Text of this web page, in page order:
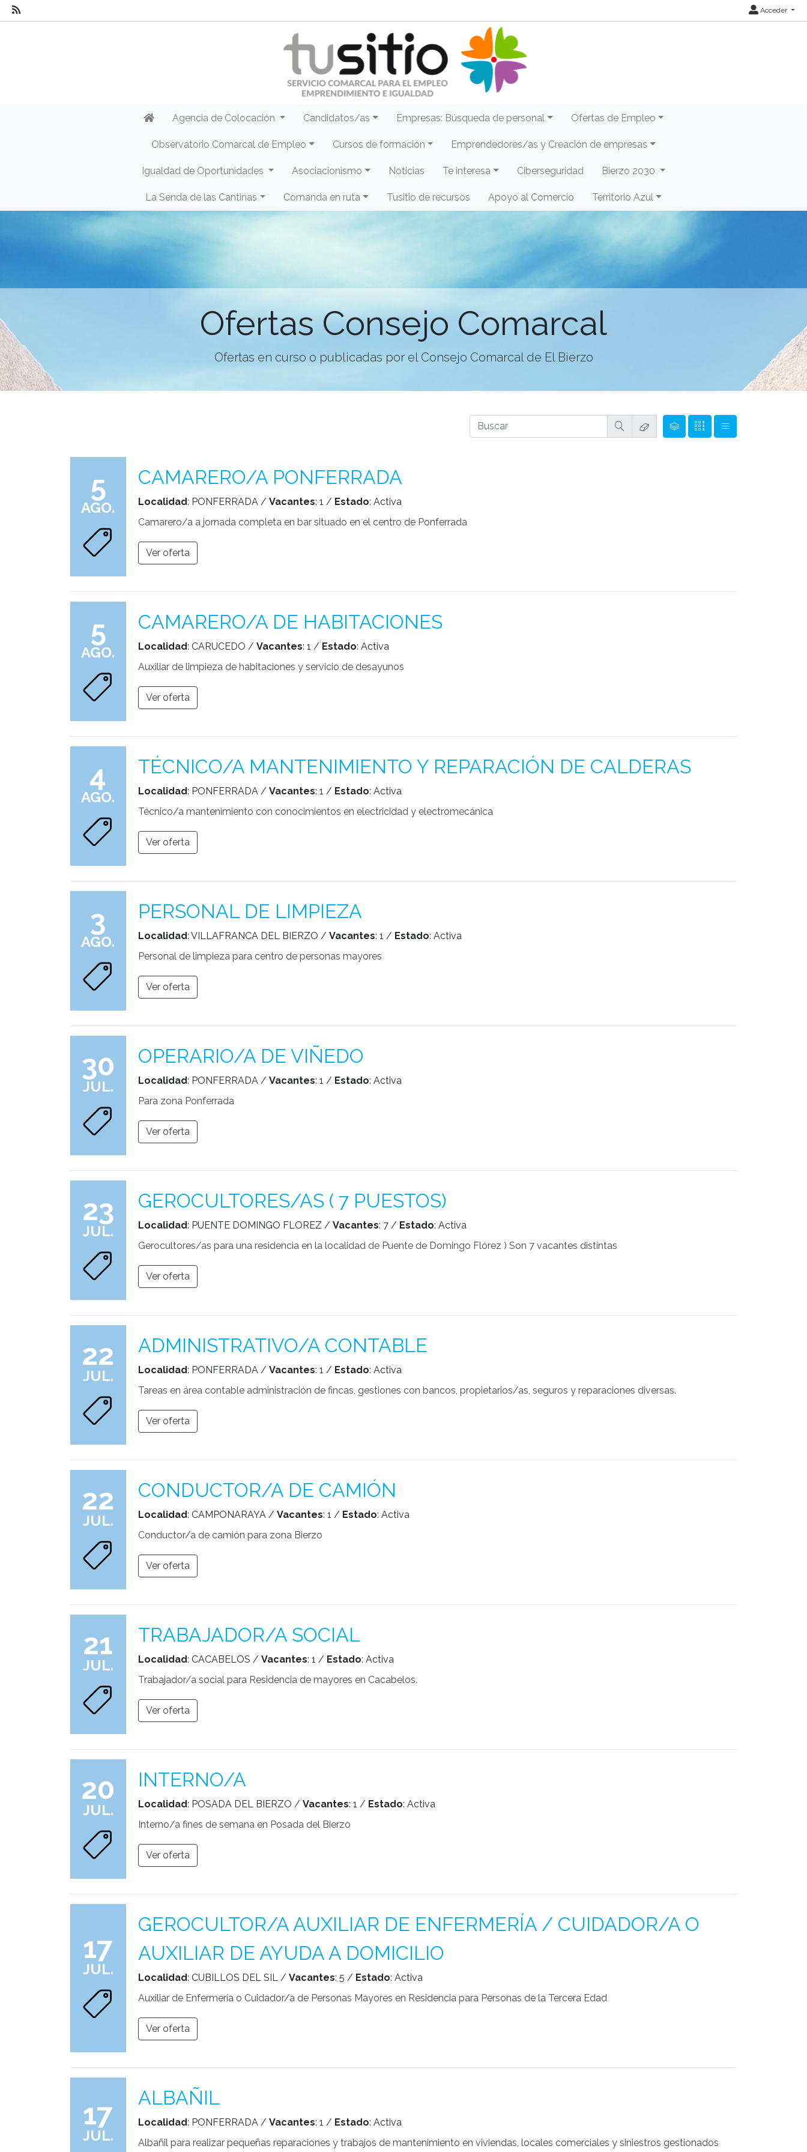
Acceder
Agencia de Colocación Candidatos/as Empresas: Búsqueda de personal Ofertas de Empleo
Observatorio Comarcal de Empleo Cursos de formación Emprendedores/as y Creación de empresas
Igualdad de Oportunidades Asociacionismo Noticias Te interesa Ciberseguridad Bierzo 2030
La Senda de las Cantinas Comanda en ruta Tusitio de recursos Apoyo al Comercio Territorio Azul
Ofertas Consejo Comarcal
Ofertas en curso o publicadas por el Consejo Comarcal de El Bierzo
5
AGO.
CAMARERO/A PONFERRADA
Localidad: PONFERRADA / Vacantes: 1 / Estado: Activa
Camarero/a a jornada completa en bar situado en el centro de Ponferrada
Ver oferta
5
AGO.
CAMARERO/A DE HABITACIONES
Localidad: CARUCEDO / Vacantes: 1 / Estado: Activa
Auxiliar de limpieza de habitaciones y servicio de desayunos
Ver oferta
4
AGO.
TÉCNICO/A MANTENIMIENTO Y REPARACIÓN DE CALDERAS
Localidad: PONFERRADA / Vacantes: 1 / Estado: Activa
Técnico/a mantenimiento con conocimientos en electricidad y electromecánica
Ver oferta
3
AGO.
PERSONAL DE LIMPIEZA
Localidad: VILLAFRANCA DEL BIERZO / Vacantes: 1 / Estado: Activa
Personal de limpieza para centro de personas mayores
Ver oferta
30
JUL.
OPERARIO/A DE VIÑEDO
Localidad: PONFERRADA / Vacantes: 1 / Estado: Activa
Para zona Ponferrada
Ver oferta
23
JUL.
GEROCULTORES/AS ( 7 PUESTOS)
Localidad: PUENTE DOMINGO FLOREZ / Vacantes: 7 / Estado: Activa
Gerocultores/as para una residencia en la localidad de Puente de Domingo Flórez ) Son 7 vacantes distintas
Ver oferta
22
JUL.
ADMINISTRATIVO/A CONTABLE
Localidad: PONFERRADA / Vacantes: 1 / Estado: Activa
Tareas en área contable administración de fincas, gestiones con bancos, propietarios/as, seguros y reparaciones diversas.
Ver oferta
22
JUL.
CONDUCTOR/A DE CAMIÓN
Localidad: CAMPONARAYA / Vacantes: 1 / Estado: Activa
Conductor/a de camión para zona Bierzo
Ver oferta
21
JUL.
TRABAJADOR/A SOCIAL
Localidad: CACABELOS / Vacantes: 1 / Estado: Activa
Trabajador/a social para Residencia de mayores en Cacabelos.
Ver oferta
20
JUL.
INTERNO/A
Localidad: POSADA DEL BIERZO / Vacantes: 1 / Estado: Activa
Interno/a fines de semana en Posada del Bierzo
Ver oferta
17
JUL.
GEROCULTOR/A AUXILIAR DE ENFERMERÍA / CUIDADOR/A O
AUXILIAR DE AYUDA A DOMICILIO
Localidad: CUBILLOS DEL SIL / Vacantes: 5 / Estado: Activa
Auxiliar de Enfermería o Cuidador/a de Personas Mayores en Residencia para Personas de la Tercera Edad
Ver oferta
17
JUL.
ALBAÑIL
Localidad: PONFERRADA / Vacantes: 1 / Estado: Activa
Albañil para realizar pequeñas reparaciones y trabajos de mantenimiento en viviendas, locales comerciales y siniestros gestionados